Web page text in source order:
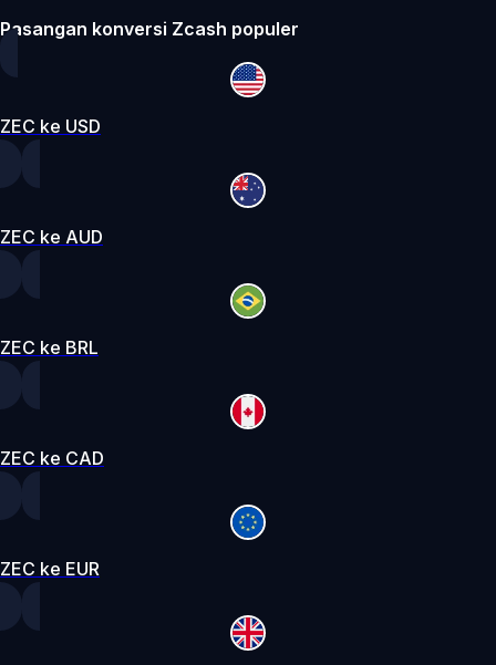
Pasangan konversi Zcash populer
ZEC ke USD
ZEC ke AUD
ZEC ke BRL
ZEC ke CAD
ZEC ke EUR